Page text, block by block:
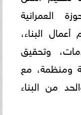
العمرانية
البناء،
وتحقيق
ومنظمة، مع
من البناء